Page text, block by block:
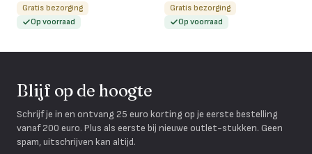
Gratis bezorging
Op voorraad
Gratis bezorging
Op voorraad
Blijf op de hoogte
Schrijf je in en ontvang 25 euro korting op je eerste bestelling
vanaf 200 euro. Plus als eerste bij nieuwe outlet-stukken. Geen
spam, uitschrijven kan altijd.